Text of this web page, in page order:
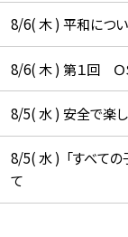
8/6( 木 ) 平和につ
8/6( 木 ) 第１回 Ｏ
8/5( 水 ) 安全で楽し
8/5( 水 ) 「すべての
て